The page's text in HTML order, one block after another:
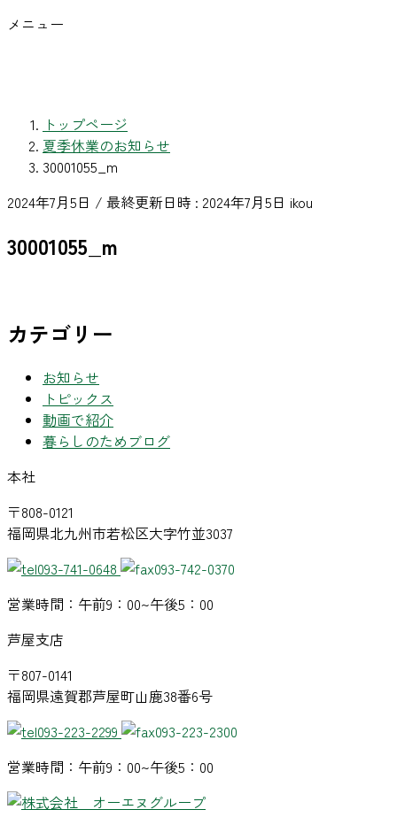
メニュー
トップページ
夏季休業のお知らせ
30001055_m
2024年7月5日 / 最終更新日時 : 2024年7月5日 ikou
30001055_m
カテゴリー
お知らせ
トピックス
動画で紹介
暮らしのためブログ
本社
〒808-0121
福岡県北九州市若松区大字竹並3037
093-741-0648
093-742-0370
営業時間：午前9：00~午後5：00
芦屋支店
〒807-0141
福岡県遠賀郡芦屋町山鹿38番6号
093-223-2299
093-223-2300
営業時間：午前9：00~午後5：00